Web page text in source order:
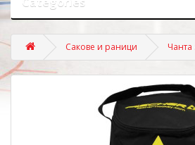
Сакове и раници Чанта